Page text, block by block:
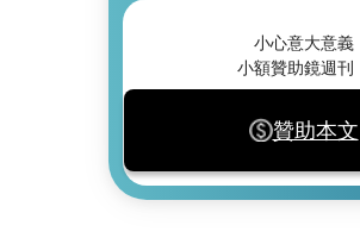
小心意大意義
小額贊助鏡週刊
贊助本文